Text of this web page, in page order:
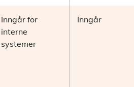
Inngår for
interne
systemer
Inngår